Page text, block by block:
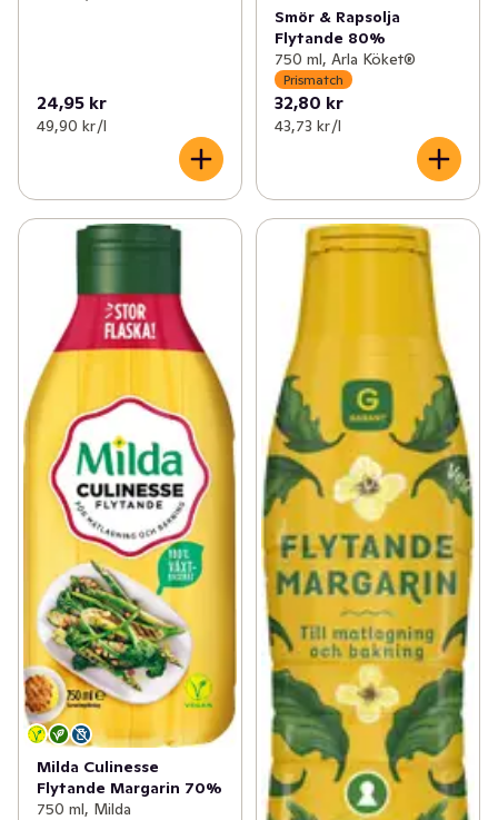
24,95 kr
49,90 kr /l
Smör & Rapsolja
Flytande 80%
750 ml, Arla Köket®
Prismatch
32,80 kr
43,73 kr /l
Milda Culinesse
Flytande Margarin 70%
750 ml, Milda